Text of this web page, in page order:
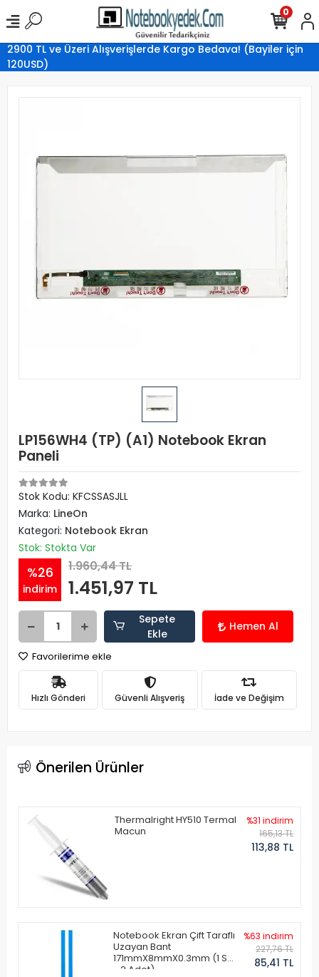
2900 TL ve Üzeri Alışverişlerde Kargo Bedava! (Bayiler için
120USD)
0
LP156WH4 (TP) (A1) Notebook Ekran
Paneli
Stok Kodu: KFCSSASJLL
Marka: LineOn
Kategori: Notebook Ekran
Stok: Stokta Var
%26
indirim
1.960,44 TL
1.451,97 TL
Sepete
Ekle
Hemen Al
Favorilerime ekle
Hızlı Gönderi Güvenli Alışveriş İade ve Değişim
Önerilen Ürünler
Thermalright HY510 Termal
Macun
%31 indirim
165,13 TL
113,88 TL
Notebook Ekran Çift Taraflı
Uzayan Bant
171mmX8mmX0.3mm (1 Set
- 2 Adet)
%63 indirim
227,76 TL
85,41 TL